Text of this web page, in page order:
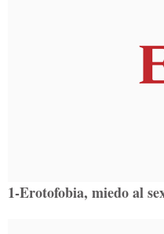
1-Erotofobia, miedo al